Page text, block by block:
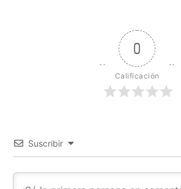
0
Calificación
Suscribir